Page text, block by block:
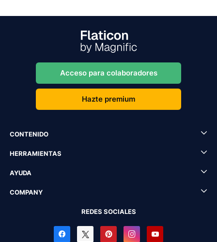
Acceso para colaboradores
Hazte premium
CONTENIDO
HERRAMIENTAS
AYUDA
COMPANY
REDES SOCIALES